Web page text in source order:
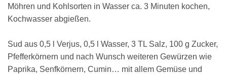
Möhren und Kohlsorten in Wasser ca. 3 Minuten kochen,
Kochwasser abgießen.
Sud aus 0,5 l Verjus, 0,5 l Wasser, 3 TL Salz, 100 g Zucker,
Pfefferkörnern und nach Wunsch weiteren Gewürzen wie
Paprika, Senfkörnern, Cumin… mit allem Gemüse und